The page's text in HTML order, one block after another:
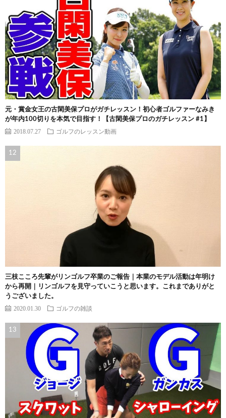
元・賞金女王の古閑美保プロがガチレッスン！初心者ゴルファーなみき
が年内100切りを本気で目指す！【古閑美保プロのガチレッスン #1】
2018.07.27 ゴルフのレッスン動画
三枝こころ先輩がリンゴルフ卒業のご報告｜本業のモデル活動は年明け
から再開｜リンゴルフを見守っていこうと思います。これまでありがと
うございました。
2020.01.30 ゴルフの雑談